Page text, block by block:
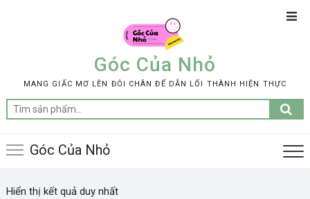
Góc Của Nhỏ
MANG GIẤC MƠ LÊN ĐÔI CHÂN ĐỂ DẪN LỐI THÀNH HIỆN THỰC
Tìm
kiếm:
Góc Của Nhỏ
Hiển thị kết quả duy nhất